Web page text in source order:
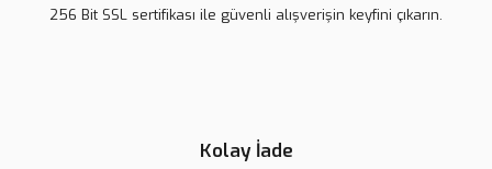
256 Bit SSL sertifikası ile güvenli alışverişin keyfini çıkarın.
Kolay İade